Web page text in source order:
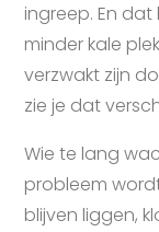
ingreep. En
minder kale
verzwakt zijn
zie je dat
Wie te lang
probleem
blijven liggen,